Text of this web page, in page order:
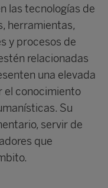
las tecnologías de
herramientas,
y procesos de
relacionadas
una elevada
el conocimiento
Su
servir de
que